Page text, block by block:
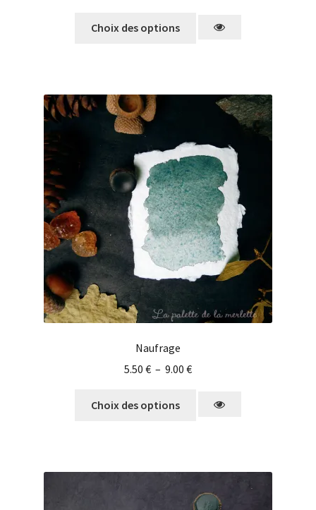
Choix des options
Naufrage
5.50 € – 9.00 €
Choix des options